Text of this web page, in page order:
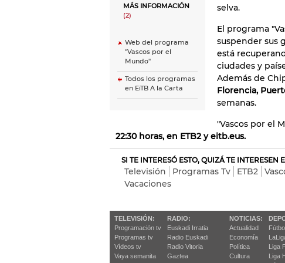
MÁS INFORMACIÓN
(2)
Web del programa
"Vascos por el
Mundo"
Todos los programas
en EiTB A la Carta
selva.
El programa
suspender sus
está
ciudades y
Además de
Florencia,
semanas.
"Vascos por el
22:30 horas, en ETB2 y eitb.eus.
SI TE INTERESÓ ESTO, QUIZÁ TE INTERESEN
Televisión Programas Tv ETB2
Vacaciones
TELEVISIÓN:
Programación tv
Programas tv
Vídeos tv
Vaya semanita
RADIO:
Euskadi Irratia
Radio Euskadi
Radio Vitoria
Gaztea
NOTICIAS:
Actualidad
Economía
Política
Cultura
Liga
Liga